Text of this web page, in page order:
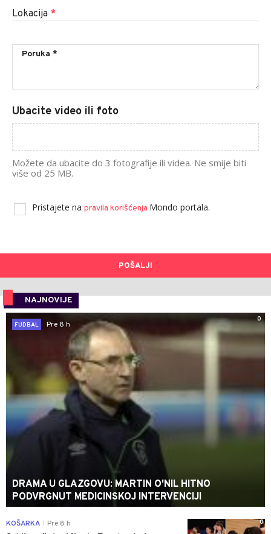
Lokacija *
Ubacite video ili foto
Možete da ubacite do 3 fotografije ili videa. Ne smije biti
više od 25 MB.
Pristajete na pravila korišćenja Mondo portala.
POŠALJI
NAJNOVIJE
0
FUDBAL
Pre 8 h
DRAMA U GLAZGOVU: MARTIN O'NIL HITNO
PODVRGNUT MEDICINSKOJ INTERVENCIJI
0
KOŠARKA Pre 8 h